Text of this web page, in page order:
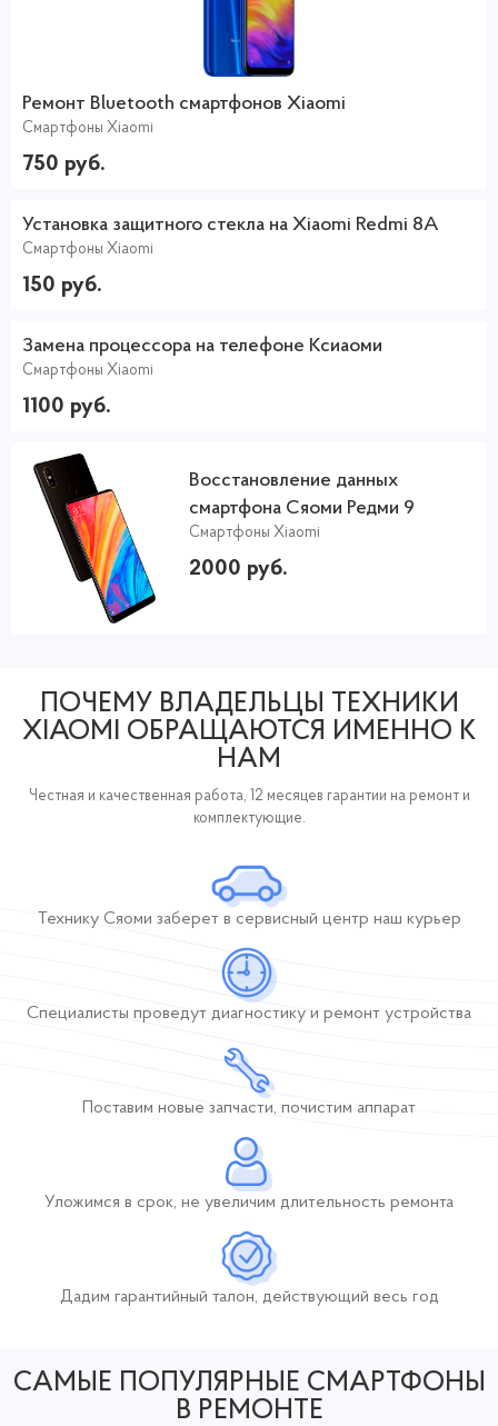
Ремонт Bluetooth смартфонов Xiaomi
Смартфоны Xiaomi
750 руб.
Установка защитного стекла на Xiaomi Redmi 8A
Смартфоны Xiaomi
150 руб.
Замена процессора на телефоне Ксиаоми
Смартфоны Xiaomi
1100 руб.
Восстановление данных
смартфона Сяоми Редми 9
Смартфоны Xiaomi
2000 руб.
ПОЧЕМУ ВЛАДЕЛЬЦЫ ТЕХНИКИ
XIAOMI ОБРАЩАЮТСЯ ИМЕННО К
НАМ
Честная и качественная работа, 12 месяцев гарантии на ремонт и
комплектующие.
Технику Сяоми заберетв сервисный центр наш курьер
Специалисты проведут диагностику и ремонт устройства
Поставим новые запчасти, почистим аппарат
Уложимся в срок, не увеличим длительность ремонта
Дадим гарантийный талон, действующий весь год
САМЫЕ ПОПУЛЯРНЫЕ СМАРТФОНЫ
В РЕМОНТЕ